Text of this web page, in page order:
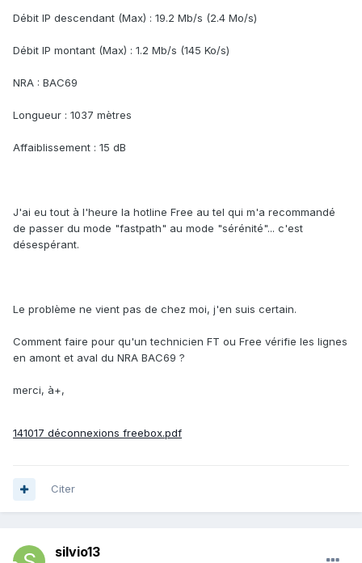
Débit IP descendant (Max) : 19.2 Mb/s (2.4 Mo/s)
Débit IP montant (Max) : 1.2 Mb/s (145 Ko/s)
NRA : BAC69
Longueur : 1037 mètres
Affaiblissement : 15 dB
J'ai eu tout à l'heure la hotline Free au tel qui m'a recommandé
de passer du mode "fastpath" au mode "sérénité"... c'est
désespérant.
Le problème ne vient pas de chez moi, j'en suis certain.
Comment faire pour qu'un technicien FT ou Free vérifie les lignes
en amont et aval du NRA BAC69 ?
merci, à+,
141017 déconnexions freebox.pdf
Citer
silvio13